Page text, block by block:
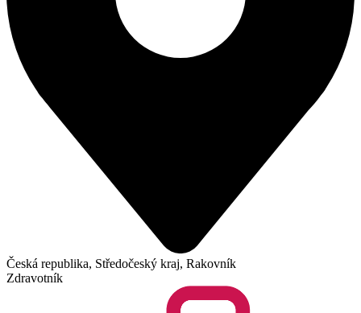
Česká republika, Středočeský kraj, Rakovník
Zdravotník